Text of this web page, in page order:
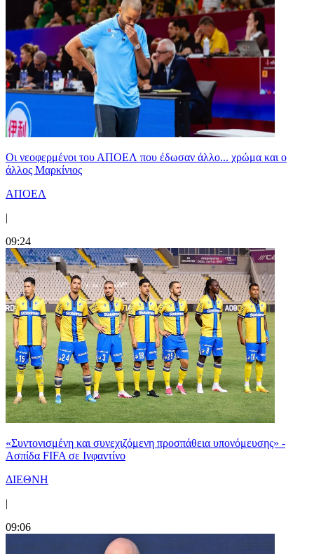
Οι νεοφερμένοι του ΑΠΟΕΛ που έδωσαν άλλο... χρώμα και ο
άλλος Μαρκίνιος
ΑΠΟΕΛ
|
09:24
«Συντονισμένη και συνεχιζόμενη προσπάθεια υπονόμευσης» -
Ασπίδα FIFA σε Ινφαντίνο
ΔΙΕΘΝΗ
|
09:06